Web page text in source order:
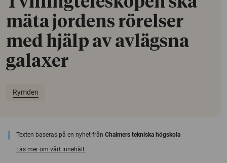
mäta jordens rörelser
med hjälp av avlägsna
galaxer
Rymden
Texten baseras på en nyhet från Chalmers tekniska högskola
Läs mer om vårt innehåll.